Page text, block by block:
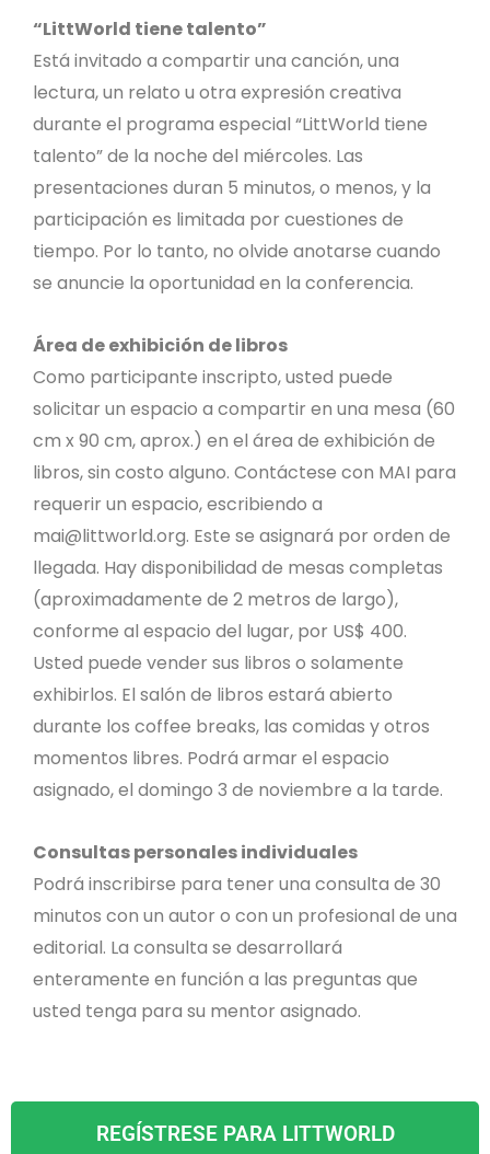
“LittWorld tiene talento”
Está invitado a compartir una canción, una
lectura, un relato u otra expresión creativa
durante el programa especial “LittWorld tiene
talento” de la noche del miércoles. Las
presentaciones duran 5 minutos, o menos, y la
participación es limitada por cuestiones de
tiempo. Por lo tanto, no olvide anotarse cuando
se anuncie la oportunidad en la conferencia.
Área de exhibición de libros
Como participante inscripto, usted puede
solicitar un espacio a compartir en una mesa (60
cm x 90 cm, aprox.) en el área de exhibición de
libros, sin costo alguno. Contáctese con MAI para
requerir un espacio, escribiendo a
mai@littworld.org. Este se asignará por orden de
llegada. Hay disponibilidad de mesas completas
(aproximadamente de 2 metros de largo),
conforme al espacio del lugar, por US$ 400.
Usted puede vender sus libros o solamente
exhibirlos. El salón de libros estará abierto
durante los coffee breaks, las comidas y otros
momentos libres. Podrá armar el espacio
asignado, el domingo 3 de noviembre a la tarde.
Consultas personales individuales
Podrá inscribirse para tener una consulta de 30
minutos con un autor o con un profesional de una
editorial. La consulta se desarrollará
enteramente en función a las preguntas que
usted tenga para su mentor asignado.
REGÍSTRESE PARA LITTWORLD